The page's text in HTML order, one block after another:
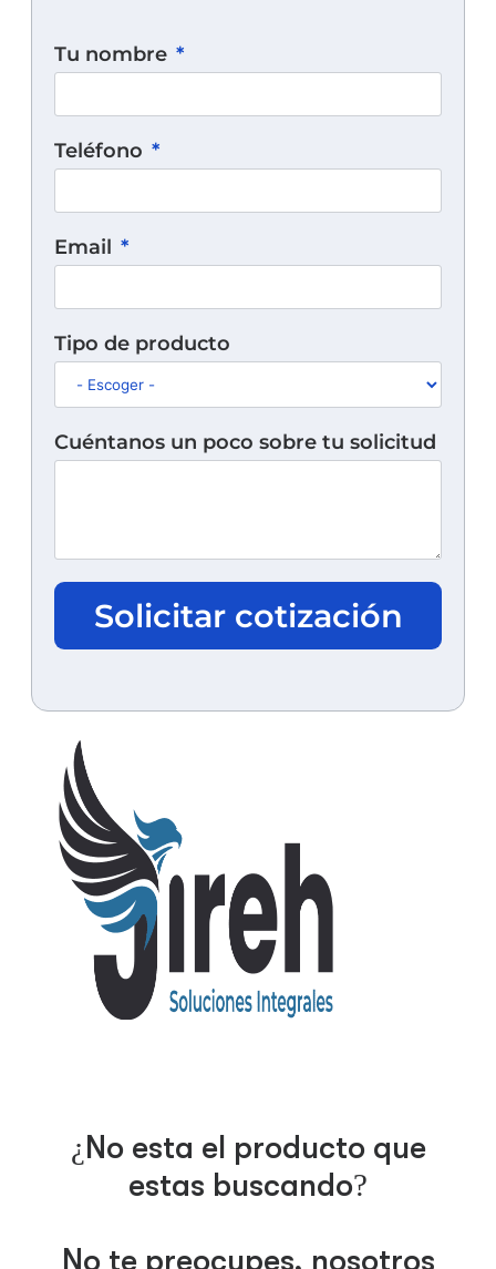
Tu nombre
Teléfono
Email
Tipo de producto
Cuéntanos un poco sobre tu solicitud
Solicitar cotización
¿No esta el producto que
estas buscando?
No te preocupes, nosotros